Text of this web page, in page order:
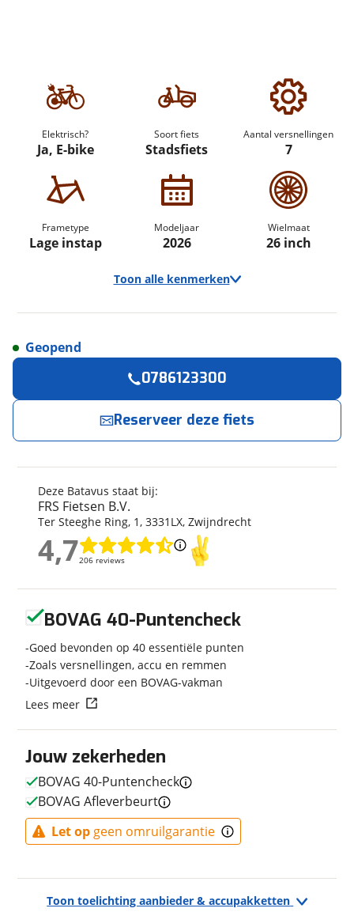
Elektrisch?
Ja, E-bike
Soort fiets
Stadsfiets
Aantal versnellingen
7
Frametype
Lage instap
Modeljaar
2026
Wielmaat
26 inch
Toon alle kenmerken
Entr??e E-Go-7 No Ba
Modeljaar
2026
Framehoogte
Wielmaat
26 inch
Nieuw of occasion
Nieuw
Techniek
Transmissie
Naaf
Aantal versnellingen
7
Framemateriaal
Aluminium
Gewicht
Kleur
Blauw
Fabriekskleur
Type remsysteem voor
VBrake
Merk remsysteem voor
Model remsysteem voor
V-BRAKE
Type primair remsysteem
Rollerbrake
Merk primair remsysteem
SHIMANO
Toon toelichting aanbieder & accupakketten
Deze Batavus staat bij:
FRS Fietsen B.V.
Ter Steeghe Ring, 1, 3331LX, Zwijndrecht
4,7206 reviews
4,7
Geopend
0786123300
Reserveer deze fiets
Reserveernu!
FRS Fietsen B.V. neemt snel contact met je op.
Jouw contactgegevens
E-mailadres
Vraag mijn reservering aan
over in onzeprivacyverklaring
Jouw zekerheden
BOVAG 40-Puntencheck
BOVAG Afleverbeurt
Let op geen omruilgarantie
BOVAG 40-Puntencheck
Goed bevonden op 40 essentiële punten
Zoals versnellingen, accu en remmen
Uitgevoerd door een BOVAG-vakman
Lees meer